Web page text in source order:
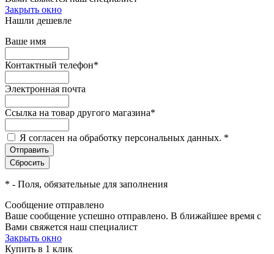
Закрыть окно
Нашли дешевле
Ваше имя
Контактный телефон*
Электронная почта
Ссылка на товар другого магазина*
Я согласен на обработку персональных данных. *
* - Поля, обязательные для заполнения
Сообщение отправлено
Ваше сообщение успешно отправлено. В ближайшее время с
Вами свяжется наш специалист
Закрыть окно
Купить в 1 клик